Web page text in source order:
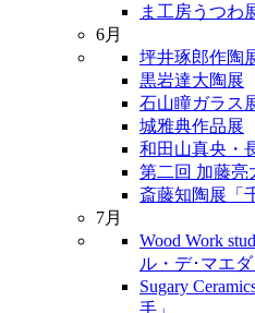
ま工房うつわ
6月
坪井琢郎作陶
黒岩達大陶展
石山瞳ガラス
城雅典作品展
和田山真央・
第二回 加藤亮
斎藤知陶展「
7月
Wood Work
ル・デ･マエ
Sugary
手」